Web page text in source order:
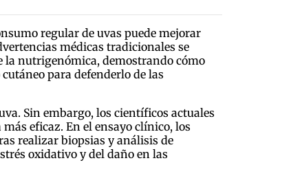
regular de uvas puede mejorar
médicas tradicionales se
la nutrigenómica, demostrando cómo
para defenderlo de las
Sin embargo, los científicos actuales
eficaz. En el ensayo clínico, los
realizar biopsias y análisis de
oxidativo y del daño en las